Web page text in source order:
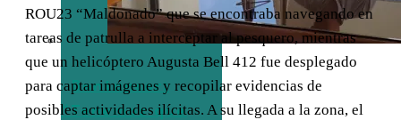
Bentancor:
“Tenemos que
ROU23 “Maldonado” que se encontraba navegando en
tareas de patrulla a interceptar al pesquero, mientras
que un helicóptero Augusta Bell 412 fue desplegado
para captar imágenes y recopilar evidencias de
posibles actividades ilícitas. A su llegada a la zona, el